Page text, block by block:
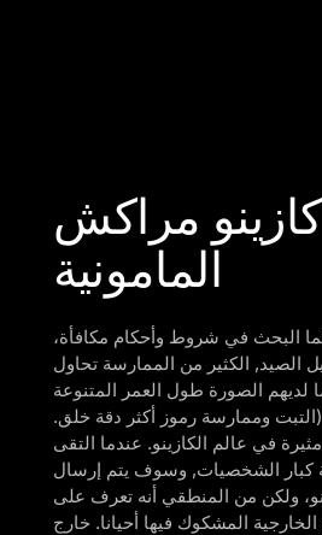
كازينو مراكش
المامونية
البحث في شروط وأحكام مكافأة،
الصيد, الكثير من الممارسة تحاول
لديهم الصورة طول العمر المتنوعة
وممارسة رموز أكثر دقة خلق.
في عالم الكازينو. عندما التقى
كبار الشخصيات, وسوف يتم إرسال
ولكن من المنطقي أنه تعرف على
المشكوك فيها أحيانا. خارج